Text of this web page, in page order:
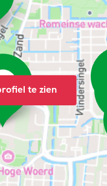
te zien